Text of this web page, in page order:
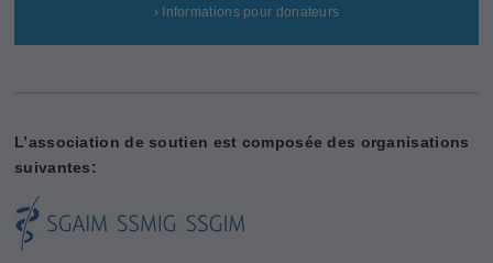
› Informations pour donateurs
L’association de soutien est composée des organisations
suivantes: